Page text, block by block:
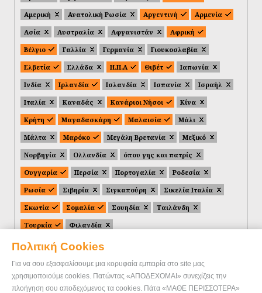
Πολιτική Cookies
Για να σου εξασφαλίσουμε μια κορυφαία εμπειρία στο site μας
χρησιμοποιούμε cookies. Πατώντας «ΑΠΟΔΕΧΟΜΑΙ» συνεχίζεις την
πλοήγηση σου αποδεχόμενος τα cookies. Πάτα «ΜΑΘΕ ΠΕΡΙΣΣΟΤΕΡΑ»
Αμερική
Ανατολική Ρωσία Αργεντινή
Αρμενία
Ασία
Αυστραλία Αφγανιστάν
Αφρική
Βέλγιο
Γαλλία Γερμανία
Γιουκοσλαβία
Ελβετία
Ελλάδα Η.Π.Α Θιβέτ
Ιαπωνία
Ινδία
Ιρλανδία Ισλανδία Ισπανία
Ισραήλ
Ιταλία
Καναδάς Κανάριοι Νήσοι
Κίνα
Κρήτη
Μαγαδασκάρη Μαλαισία
Μάλι
Μάλτα
Μαρόκο Μεγάλη Βρετανία
Μεξικό
Νορβηγία
Ολλανδία
όπου γης και πατρίς
Ουγγαρία
Περσία Πορτογαλία
Ροδεσία
Ρωσία
Σιβηρία Σιγκαπούρη
Σικελία Ιταλία
Σκωτία
Σομαλία Σουηδία
Ταιλάνδη
Τουρκία
Φιλανδία